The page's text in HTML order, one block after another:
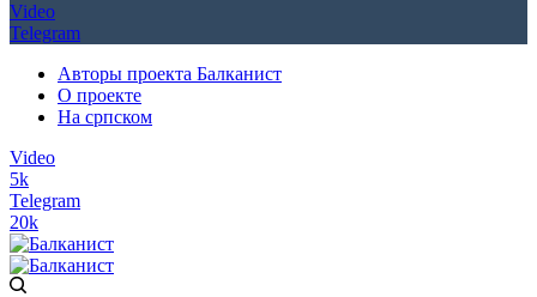
Video
Telegram
Авторы проекта Балканист
О проекте
На српском
Video
5k
Telegram
20k